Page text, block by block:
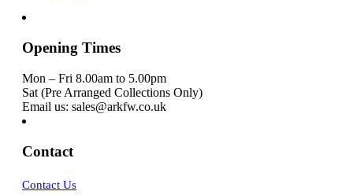
Opening Times
Mon – Fri 8.00am to 5.00pm
Sat (Pre Arranged Collections Only)
Email us: sales@arkfw.co.uk
Contact
Contact Us